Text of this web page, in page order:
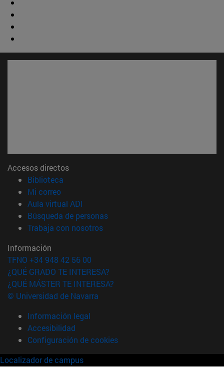
Accesos directos
Biblioteca
Mi correo(abre en nueva ventana)
Aula virtual ADI
Búsqueda de personas(abre en nueva ventana)
Trabaja con nosotros(abre en nueva ventana)
Información
TFNO +34 948 42 56 00
¿QUÉ GRADO TE INTERESA?
¿QUÉ MÁSTER TE INTERESA?
© Universidad de Navarra
Información legal
Accesibilidad
Configuración de cookies
Localizador de campus